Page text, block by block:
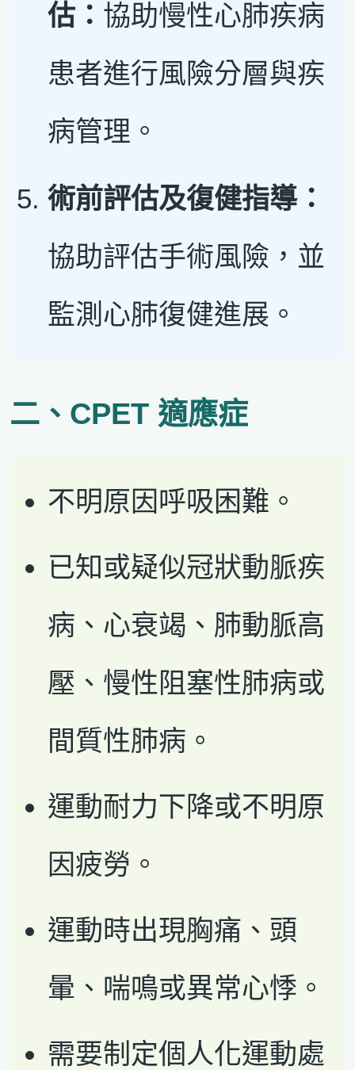
估： 協助慢性心肺疾病
患者進行風險分層與疾
病管理。
術前評估及復健指導：
協助評估手術風險，並
監測心肺復健進展。
二、CPET 適應症
不明原因呼吸困難。
已知或疑似冠狀動脈疾
病、心衰竭、肺動脈高
壓、慢性阻塞性肺病或
間質性肺病。
運動耐力下降或不明原
因疲勞。
運動時出現胸痛、頭
暈、喘鳴或異常心悸。
需要制定個人化運動處